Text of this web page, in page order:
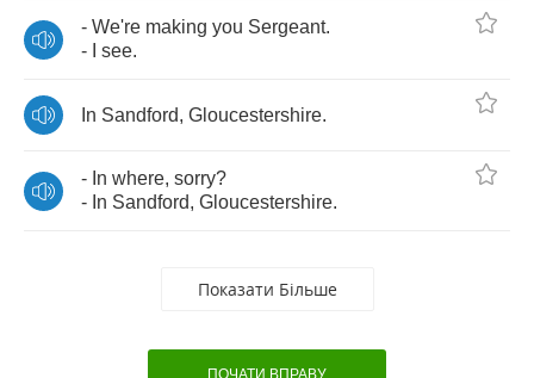
- We're making you Sergeant.
-
see.
In Sandford, Gloucestershire.
- In where, sorry?
- In Sandford, Gloucestershire.
Показати Більше
ПОЧАТИ ВПРАВУ